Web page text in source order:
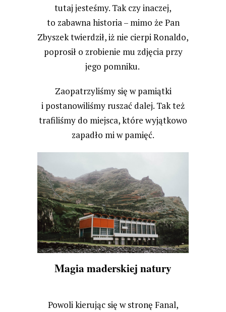
tutaj jesteśmy. Tak czy inaczej,
to zabawna historia – mimo że Pan
Zbyszek twierdził, iż nie cierpi Ronaldo,
poprosił o zrobienie mu zdjęcia przy
jego pomniku.
Zaopatrzyliśmy się w pamiątki
i postanowiliśmy ruszać dalej. Tak też
trafiliśmy do miejsca, które wyjątkowo
zapadło mi w pamięć.
Magia maderskiej natury
Powoli kierując się w stronę Fanal,